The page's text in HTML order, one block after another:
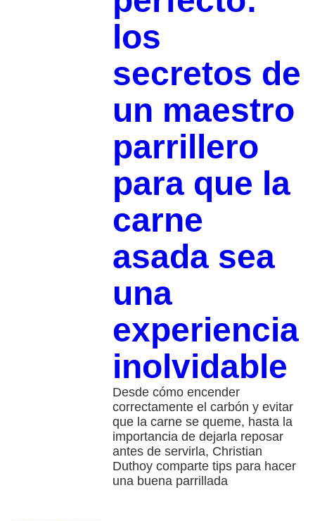
los
secretos de
un maestro
parrillero
para que la
carne
asada sea
una
experiencia
inolvidable
Desde cómo encender
correctamente el carbón y evitar
que la carne se queme, hasta la
importancia de dejarla reposar
antes de servirla, Christian
Duthoy comparte tips para hacer
una buena parrillada